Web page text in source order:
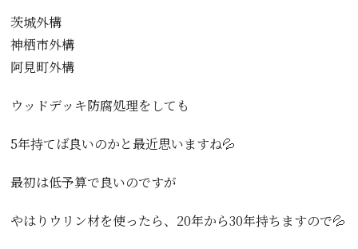
茨城外構
神栖市外構
阿見町外構
ウッドデッキ防腐処理をしても
5年持てば良いのかと最近思いますね💦
最初は低予算で良いのですが
やはりウリン材を使ったら、20年から30年持ちますので💦